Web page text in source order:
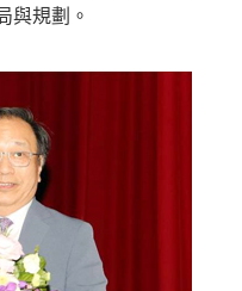
與規劃。